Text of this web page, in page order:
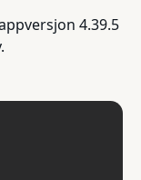
4.39.5